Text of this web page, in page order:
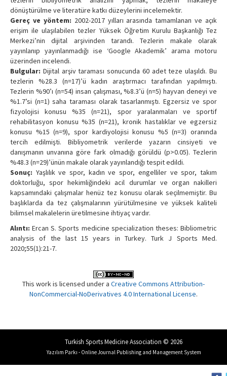
dönüştürülme ve literatüre katkı düzeylerini incelemektir.
Gereç ve yöntem: 2002-2017 yılları arasında tamamlanan ve açık
erişim ile ulaşılabilen tezler Yüksek Öğretim Kurulu Başkanlığı Tez
Merkezi’nin dijital arşivinden tarandı. Tezlerin makale olarak
yayınlanıp yayınlanmadığı ise ‘Google Akademik’ arama motoru
üzerinden incelendi.
Bulgular: Dijital arşiv taraması sonucunda 60 adet teze ulaşıldı. Bu
tezlerin %28.3 (n=17)’ü kadın araştırmacı tarafından yapılmıştı.
Tezlerin %90’ı (n=54) insan çalışması, %8.3’ü (n=5) hayvan deneyi ve
%1.7’si (n=1) saha taraması olarak tasarlanmıştı. Egzersiz ve spor
fizyolojisi konusu %35 (n=21), spor yaralanmaları ve sportif
rehabilitasyon konusu %35 (n=21), kronik hastalıklar ve egzersiz
konusu %15 (n=9), spor kardiyolojisi konusu %5 (n=3) oranında
tercih edilmişti. Bibliyometrik verilerde yazarın cinsiyeti ve
danışmanın unvanına göre fark olmadığı görüldü (p>0.05). Tezlerin
%48.3 (n=29)’ünün makale olarak yayınlandığı tespit edildi.
Sonuç: Yaşlılık ve spor, kadın ve spor, engelliler ve spor, takım
doktorluğu, spor hekimliğindeki acil durumlar ve organ nakilleri
kapsamındaki çalışmalar henüz tez konusu olarak seçilmemiştir. Bu
başlıklarda da tez çalışmalarının yürütülmesine ve yüksek kaliteli
bilimsel makalelerin üretilmesine ihtiyaç vardır.
Alıntı: Ercan S. Sports medicine specialization theses: Bibliometric
analysis of the last 15 years in Turkey. Turk J Sports Med.
2020;55(1):21-7.
This work is licensed under a Creative Commons Attribution-
NonCommercial-NoDerivatives 4.0 International License.
Turkish Sports Medicine Association © 2026
Yazılım Parkı - Online Journal Publishing and Management System